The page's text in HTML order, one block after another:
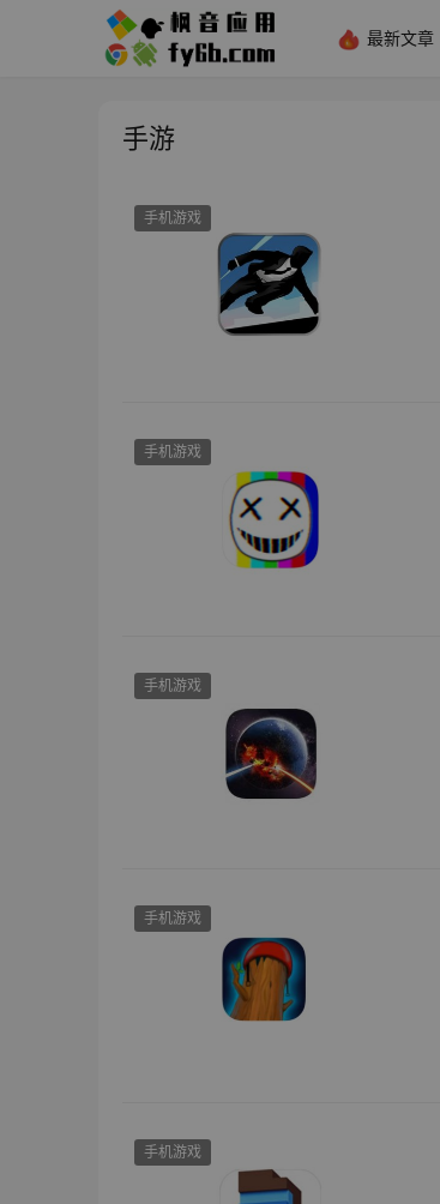
最新文章
手游
手机游戏
手机游戏
手机游戏
手机游戏
手机游戏